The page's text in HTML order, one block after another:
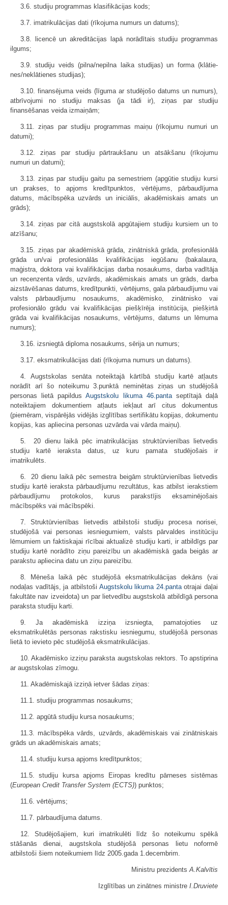
3.6. studiju programmas klasifikācijas kods;
3.7. imatrikulācijas dati (rīkojuma numurs un datums);
3.8. licencē un akreditācijas lapā norādītais studiju programmas
ilgums;
3.9. studiju veids (pilna/nepilna laika studijas) un forma (klātie­
nes/neklātienes studijas);
3.10. finansējuma veids (līguma ar studējošo datums un numurs),
atbrī­vojumi no studiju maksas (ja tādi ir), ziņas par studiju
finansēšanas veida izmaiņām;
3.11. ziņas par studiju programmas maiņu (rīkojumu numuri un
datumi);
3.12. ziņas par studiju pārtraukšanu un atsākšanu (rīkojumu
numuri un datumi);
3.13. ziņas par studiju gaitu pa semestriem (apgūtie studiju kursi
un prakses, to apjoms kredītpunktos, vērtējums, pārbaudījuma
datums, mācībspēka uzvārds un ini­ciālis, akadēmiskais amats un
grāds);
3.14. ziņas par citā augstskolā apgūtajiem studiju kursiem un to
atzīšanu;
3.15. ziņas par akadēmiskā grāda, zinātniskā grāda, profesionālā
grāda un/vai profesionālās kvalifikācijas iegūšanu (bakalaura,
maģistra, doktora vai kvalifikācijas darba nosaukums, darba vadītāja
un recenzenta vārds, uzvārds, akadēmiskais amats un grāds, darba
aizstāvēšanas datums, kredītpunkti, vērtē­jums, gala pārbaudījumu vai
valsts pārbaudījumu nosaukums, akadēmisko, zinātnisko vai
profesionālo grādu vai kvalifikācijas piešķīrēja institūcija, piešķir­tā
grāda vai kvalifikācijas nosaukums, vērtējums, datums un lēmuma
numurs);
3.16. izsniegtā diploma nosaukums, sērija un numurs;
3.17. eksmatrikulācijas dati (rīkojuma numurs un datums).
4. Augstskolas senāta noteiktajā kārtībā studiju kartē atļauts
norādīt arī šo noteikumu 3.punktā neminētas ziņas un studējošā
personas lietā papildusAugstskolu likuma 46.pantaseptītajā daļā
noteiktajiem dokumentiem atļauts iekļaut arī citus dokumentus
(piemēram, vispārējās vidējās izglītības sertifikātu kopijas, dokumentu
kopijas, kas apliecina personas uzvārda vai vārda maiņu).
5. 20 dienu laikā pēc imatrikulācijas struktūrvienības lietvedis
studiju kartē ieraksta datus, uz kuru pamata studējošais ir
imatrikulēts.
6. 20 dienu laikā pēc semestra beigām struktūrvienības lietvedis
studiju kartē ieraksta pārbaudījumu rezultātus, kas atbilst ierakstiem
pārbaudījumu protokolos, kurus parakstījis eksaminējošais
mācībspēks vai mācībspēki.
7. Struktūrvienības lietvedis atbilstoši studiju procesa norisei,
studējošā vai personas iesniegumiem, valsts pārvaldes institūciju
lēmumiem un faktiskajai rīcībai aktualizē studiju karti, ir atbildīgs par
studiju kartē norādīto ziņu parei­zību un akadēmiskā gada beigās ar
parakstu apliecina datu un ziņu pareizību.
8. Mēneša laikā pēc studējošā eksmatrikulācijas dekāns (vai
nodaļas vadītājs, ja atbilstoši Augstskolu likuma 24.pantaotrajai daļai
fakultāte nav izveidota) un par lietvedību augstskolā atbildīgā persona
paraksta studiju karti.
9. Ja akadēmiskā izziņa izsniegta, pamatojoties uz
eksmatrikulētās personas rakstisku iesniegumu, studējošā personas
lietā to ievieto pēc studējošā eksmatrikulācijas.
10. Akadēmisko izziņu paraksta augstskolas rektors. To apstiprina
ar augstskolas zīmogu.
11. Akadēmiskajā izziņā ietver šādas ziņas:
11.1. studiju programmas nosaukums;
11.2. apgūtā studiju kursa nosaukums;
11.3. mācībspēka vārds, uzvārds, akadēmiskais vai zinātniskais
grāds un akadēmiskais amats;
11.4. studiju kursa apjoms kredītpunktos;
11.5. studiju kursa apjoms Eiropas kredītu pārneses sistēmas
(European Credit Transfer System (ECTS)) punktos;
11.6. vērtējums;
11.7. pārbaudījuma datums.
12. Studējošajiem, kuri imatrikulēti līdz šo noteikumu spēkā
stāšanās dienai, augstskola studējošā personas lietu noformē
atbilstoši šiem noteikumiem līdz 2005.gada 1.decembrim.
Ministru prezidentsA.Kalvītis
Izglītības un zinātnes ministre I.Druviete